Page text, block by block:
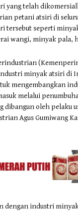
yang telah
petani atsiri di
tersebut seperti
wangi, minyak pala,
minyak atsiri di
mengembangkan
melalui
dibangun oleh pelaku
Agus Gumiwang
dengan industri